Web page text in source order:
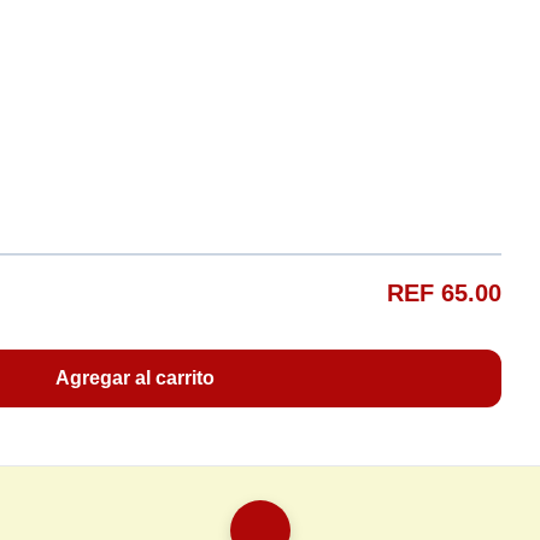
REF 65.00
Agregar al carrito